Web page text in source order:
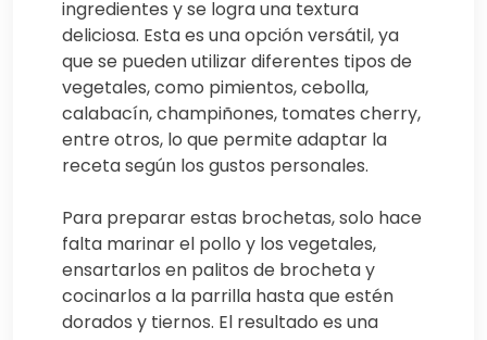
ingredientes y se logra una textura
deliciosa. Esta es una opción versátil, ya
que se pueden utilizar diferentes tipos de
vegetales, como pimientos, cebolla,
calabacín, champiñones, tomates cherry,
entre otros, lo que permite adaptar la
receta según los gustos personales.
Para preparar estas brochetas, solo hace
falta marinar el pollo y los vegetales,
ensartarlos en palitos de brocheta y
cocinarlos a la parrilla hasta que estén
dorados y tiernos. El resultado es una